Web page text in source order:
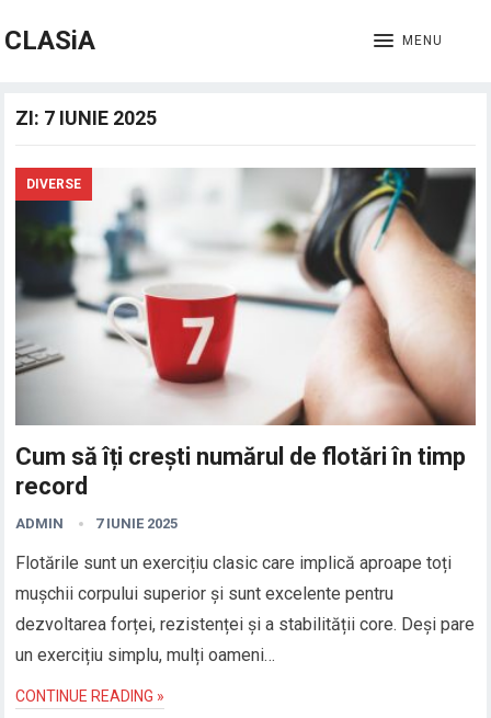
CLASiA MENU
ZI: 7 IUNIE 2025
DIVERSE
Cum să îți crești numărul de flotări în timp
record
ADMIN 7 IUNIE 2025
Flotările sunt un exercițiu clasic care implică aproape toți
mușchii corpului superior și sunt excelente pentru
dezvoltarea forței, rezistenței și a stabilității core. Deși pare
un exercițiu simplu, mulți oameni…
CONTINUE READING »